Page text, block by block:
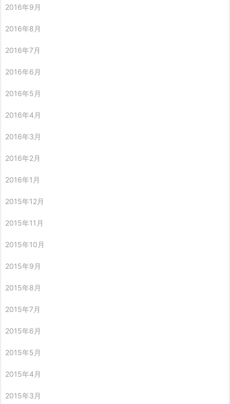
2016年9月
2016年8月
2016年7月
2016年6月
2016年5月
2016年4月
2016年3月
2016年2月
2016年1月
2015年12月
2015年11月
2015年10月
2015年9月
2015年8月
2015年7月
2015年6月
2015年5月
2015年4月
2015年3月